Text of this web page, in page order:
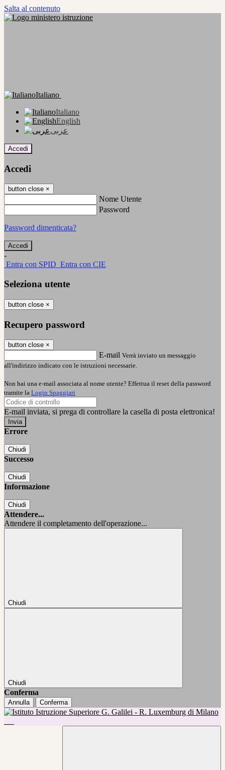
Salta al contenuto
Italiano
Italiano
English
عربى
Accedi
Accedi
button close ×
Nome Utente
Password
Password dimenticata?
-
Entra con SPID Entra con CIE
Seleziona utente
button close ×
Recupero password
button close ×
E-mail Verrà inviato un messaggio
all'indirizzo indicato con le istruzioni necessarie.
Non hai una e-mail associata al nome utente? Effettua il reset della password
tramite la Login Spaggiari
E-mail inviata, si prega di controllare la casella di posta elettronica!
Errore
Chiudi
Successo
Chiudi
Informazione
Chiudi
Attendere...
Attendere il completamento dell'operazione...
Chiudi
Chiudi
Conferma
Annulla Conferma